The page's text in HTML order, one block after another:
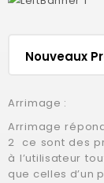
Nouveaux
Arrimage :
Arrimage
2 ce sont des
à l’utilisateur
que celles d’un